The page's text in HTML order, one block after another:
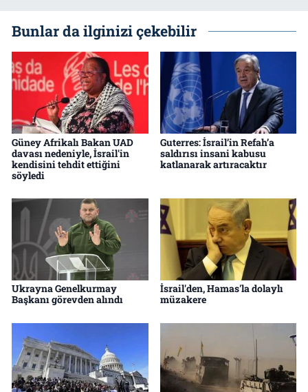
Bunlar da ilginizi çekebilir
Güney Afrikalı Bakan UAD
davası nedeniyle, İsrail'in
kendisini tehdit ettiğini
söyledi
Guterres: İsrail’in Refah’a
saldırısı insani kabusu
katlanarak artıracaktır
Ukrayna Genelkurmay
Başkanı görevden alındı
İsrail'den, Hamas'la dolaylı
müzakere